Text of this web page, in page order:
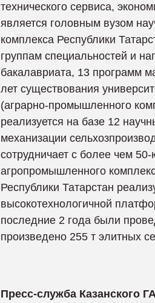
технического сервиса,
является головным вузом
комплекса Республики
группам специальностей и
бакалавриата, 13 программ
лет существования
(аграрно-промышленного
реализуется на базе 12
механизации
сотрудничает с более чем
агропромышленного
Республики Татарстан
высокотехнологичной
последние 2 года были
произведено 255 т элитных
Пресс-служба Казанского